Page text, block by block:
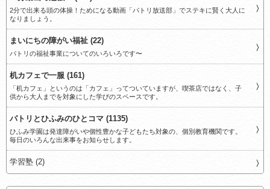
2分で出来る頭の体操！ためになる動画「パトリ放送部」でステキに賢く大人に
なりましょう。
まいにちの障がい福祉 (22)
パトリの福祉事業についてのいろいろです〜
机カフェで一服 (161)
「机カフェ」というのは「カフェ」ってついていますが、喫茶店ではなく、子
供から大人までを対象にした学びのスペースです。
パトリとひふみのひとコマ (1135)
ひふみ学園は発達障がいや個性豊かな子どもたち対象の、個別教育機関です。
毎日のいろんな出来事をお知らせします。
学習塾 (2)